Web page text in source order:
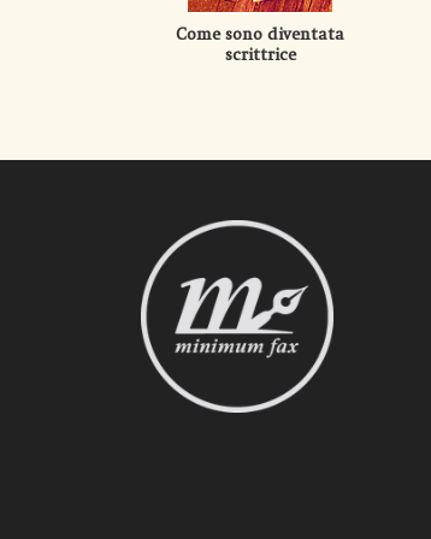
Come sono diventata
scrittrice